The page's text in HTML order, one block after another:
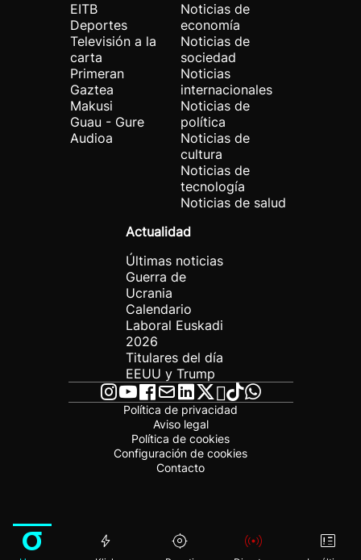
EITB
Deportes
Televisión a la
carta
Primeran
Gaztea
Makusi
Guau - Gure
Audioa
Noticias de
economía
Noticias de
sociedad
Noticias
internacionales
Noticias de
política
Noticias de
cultura
Noticias de
tecnología
Noticias de salud
Actualidad
Últimas noticias
Guerra de
Ucrania
Calendario
Laboral Euskadi
2026
Titulares del día
EEUU y Trump
Política de privacidad
Aviso legal
Política de cookies
Configuración de cookies
Contacto